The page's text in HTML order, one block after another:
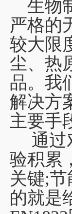
生物
严格的
较大限
尘、热
品。我
解决方
主要手
通过
验积累
关键;
的就是